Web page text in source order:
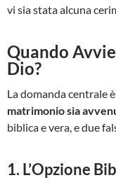
vi sia stata alcuna
Quando
Dio?
La domanda centrale
matrimonio sia
biblica e vera, e due
1. L’Opzione